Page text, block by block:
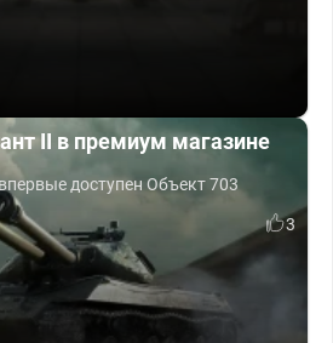
II в премиум магазине
доступен Объект 703
3